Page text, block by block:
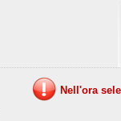
Nell'ora